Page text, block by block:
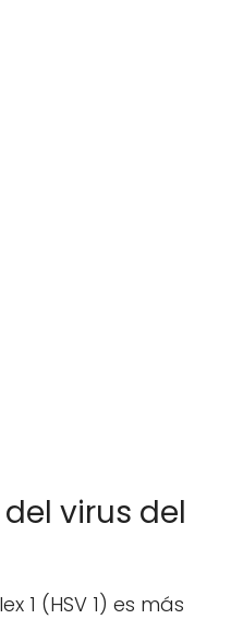
virus del
1 (HSV 1) es más